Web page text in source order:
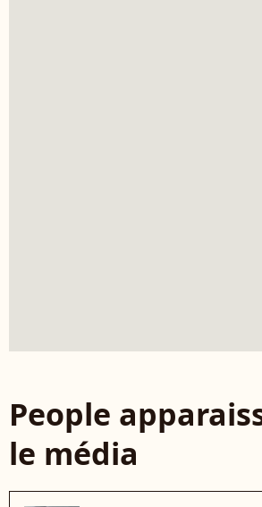
People
le média